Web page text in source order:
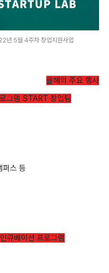
년 5월 4주차 창업지원사업
올해의 주요 행사
그램 START 창업팀
퍼스 등
큐베이션 프로그램